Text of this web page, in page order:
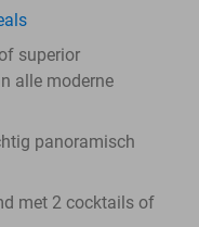
superior
alle moderne
panoramisch
met 2 cocktails of